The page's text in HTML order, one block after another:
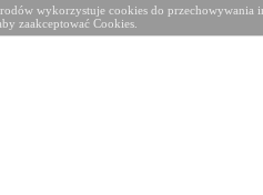
wykorzystuje cookies do
aby zaakceptować Cookies.